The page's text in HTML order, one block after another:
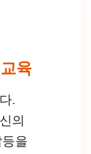
육
.
의
을